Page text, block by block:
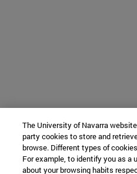
The University of Navarra
party cookies to store and
browse. Different types of
For example, to identify you as a
about your browsing habits